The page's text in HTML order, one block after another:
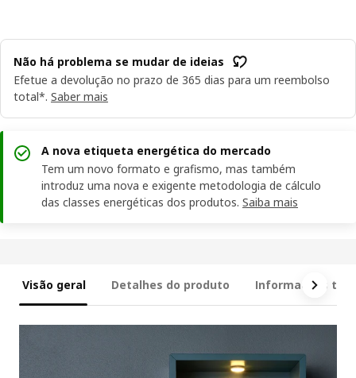
Não há problema se mudar de ideias
Efetue a devolução no prazo de 365 dias para um reembolso
total*. Saber mais
A nova etiqueta energética do mercado
Tem um novo formato e grafismo, mas também
introduz uma nova e exigente metodologia de cálculo
das classes energéticas dos produtos. Saiba mais
Visão geral Detalhes do produto Informações